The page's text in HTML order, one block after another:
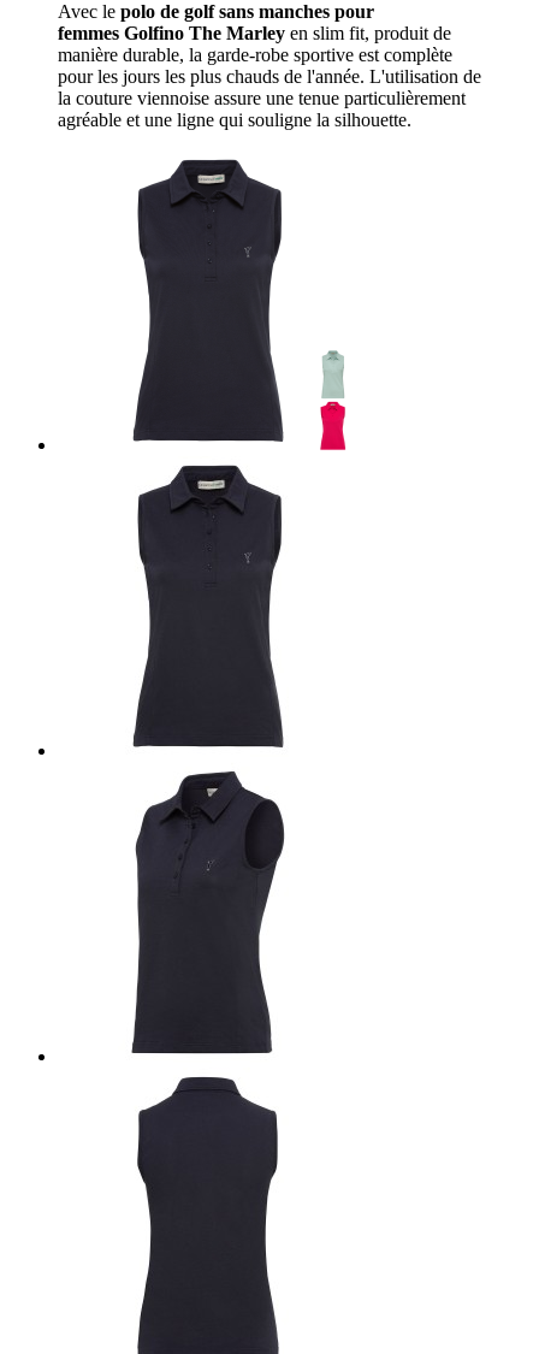
Avec le polo de golf sans manches pour
femmes Golfino The Marley en slim fit, produit de
manière durable, la garde-robe sportive est complète
pour les jours les plus chauds de l'année. L'utilisation de
la couture viennoise assure une tenue particulièrement
agréable et une ligne qui souligne la silhouette.